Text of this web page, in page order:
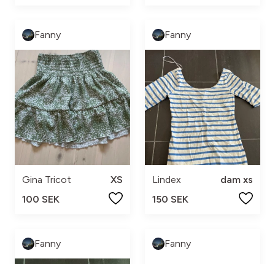
Fanny
Gina Tricot
XS
100 SEK
Fanny
Lindex
dam xs
150 SEK
Fanny Fanny